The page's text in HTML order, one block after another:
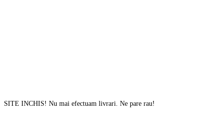
SITE INCHIS! Nu mai efectuam livrari. Ne pare rau!